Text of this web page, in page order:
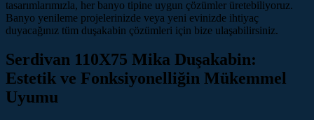
tasarımlarımızla, her banyo tipine uygun çözümler üretebiliyoruz.
Banyo yenileme projelerinizde veya yeni evinizde ihtiyaç
duyacağınız tüm duşakabin çözümleri için bize ulaşabilirsiniz.
Serdivan 110X75 Mika Duşakabin:
Estetik ve Fonksiyonelliğin Mükemmel
Uyumu